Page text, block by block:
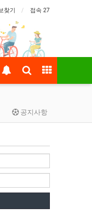
찾기 접속 27
공지사항